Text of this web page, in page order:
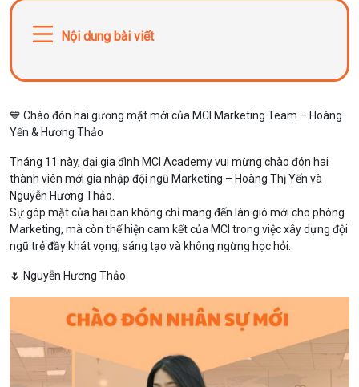
Nội dung bài viết
💙 Chào đón hai gương mặt mới của MCI Marketing Team – Hoàng
Yến & Hương Thảo
Tháng 11 này, đại gia đình MCI Academy vui mừng chào đón hai
thành viên mới gia nhập đội ngũ Marketing – Hoàng Thị Yến và
Nguyễn Hương Thảo.
Sự góp mặt của hai bạn không chỉ mang đến làn gió mới cho phòng
Marketing, mà còn thể hiện cam kết của MCI trong việc xây dựng đội
ngũ trẻ đầy khát vọng, sáng tạo và không ngừng học hỏi.
🌷 Nguyễn Hương Thảo